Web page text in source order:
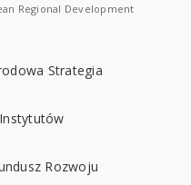
Regional Development